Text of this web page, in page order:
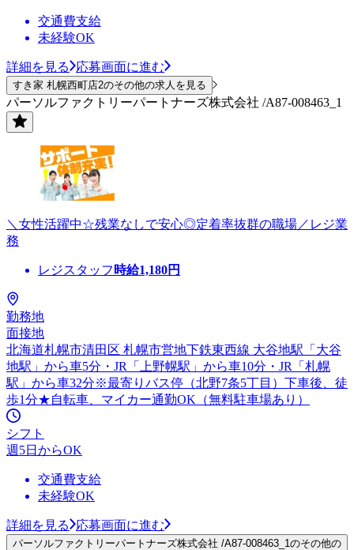
交通費支給
未経験OK
詳細を見る 応募画面に進む
すき家 札幌西町店2のその他の求人を見る
パーソルファクトリーパートナーズ株式会社 /A87-008463_1
＼女性活躍中☆残業なしで安心◎定着率抜群の職場／レジ業
務
レジスタッフ 時給1,180円
勤務地
面接地
北海道札幌市清田区 札幌市営地下鉄東西線 大谷地駅「大谷
地駅」から車5分・JR「上野幌駅」から車10分・JR「札幌
駅」から車32分※最寄りバス停（北野7条5丁目）下車後、徒
歩1分★自転車、マイカー通勤OK（無料駐車場あり）
シフト
週5日からOK
交通費支給
未経験OK
詳細を見る 応募画面に進む
パーソルファクトリーパートナーズ株式会社 /A87-008463_1のその他の